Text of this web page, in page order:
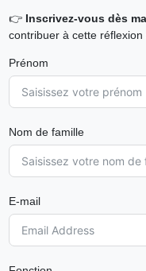
👉 Inscrivez-vous dès
contribuer à cette réflexion
Prénom
Nom de famille
E-mail